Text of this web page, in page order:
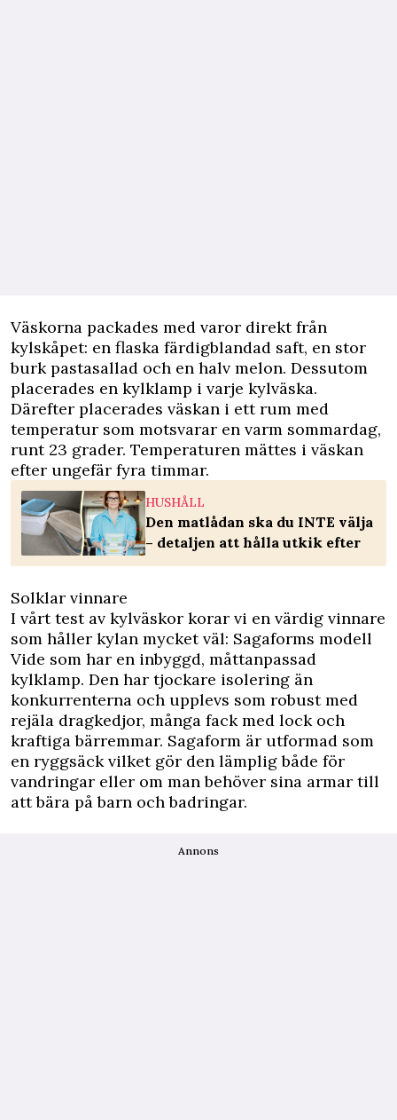
Väskorna packades med varor direkt från
kylskåpet: en flaska färdigblandad saft, en stor
burk pastasallad och en halv melon. Dessutom
placerades en kylklamp i varje kylväska.
Därefter placerades väskan i ett rum med
temperatur som motsvarar en varm sommardag,
runt 23 grader. Temperaturen mättes i väskan
efter ungefär fyra timmar.
HUSHÅLL
Den matlådan ska du INTE välja
– detaljen att hålla utkik efter
Solklar vinnare
I vårt test av kylväskor korar vi en värdig vinnare
som håller kylan mycket väl: Sagaforms modell
Vide som har en inbyggd, måttanpassad
kylklamp. Den har tjockare isolering än
konkurrenterna och upplevs som robust med
rejäla dragkedjor, många fack med lock och
kraftiga bärremmar. Sagaform är utformad som
en ryggsäck vilket gör den lämplig både för
vandringar eller om man behöver sina armar till
att bära på barn och badringar.
Annons